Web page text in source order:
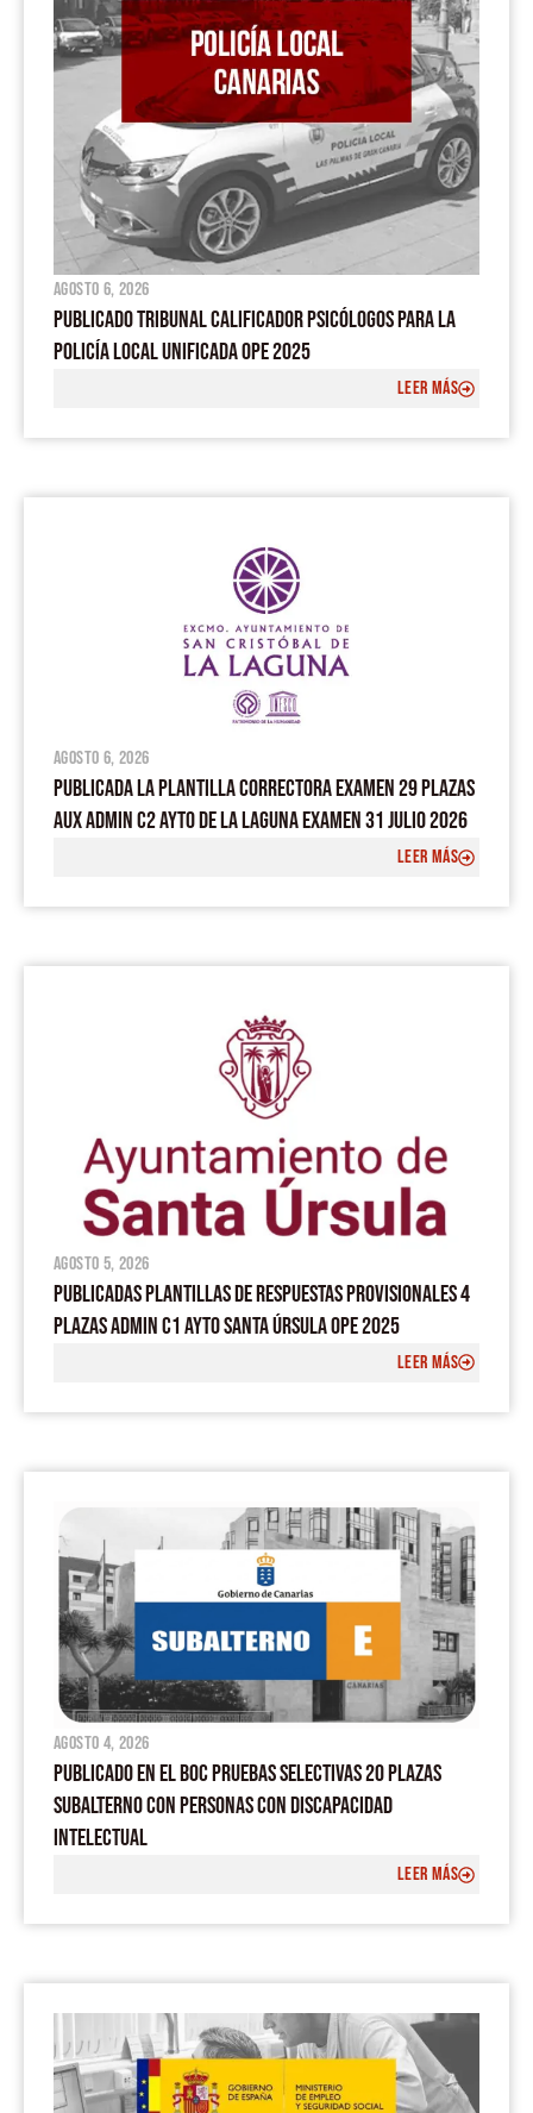
agosto 6, 2026
PUBLICADO TRIBUNAL CALIFICADOR PSICÓLOGOS PARA LA
POLICÍA LOCAL UNIFICADA OPE 2025
LEER MÁS
agosto 6, 2026
PUBLICADA LA PLANTILLA CORRECTORA EXAMEN 29 PLAZAS
AUX ADMIN C2 AYTO DE LA LAGUNA EXAMEN 31 JULIO 2026
LEER MÁS
agosto 5, 2026
PUBLICADAS PLANTILLAS DE RESPUESTAS PROVISIONALES 4
PLAZAS ADMIN C1 AYTO SANTA ÚRSULA OPE 2025
LEER MÁS
agosto 4, 2026
PUBLICADO EN EL BOC PRUEBAS SELECTIVAS 20 PLAZAS
SUBALTERNO CON PERSONAS CON DISCAPACIDAD
INTELECTUAL
LEER MÁS